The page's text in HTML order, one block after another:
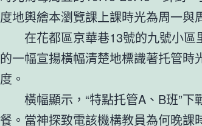
度地輿繪本瀏覽課上課時光為周一與
在花都區京華巷13號的九號小區
的一幅宣揚橫幅清楚地標識著托管時
度。
橫幅顯示，“特點托管A、B班”下
餐。當神探致電該機構教員為何晚課